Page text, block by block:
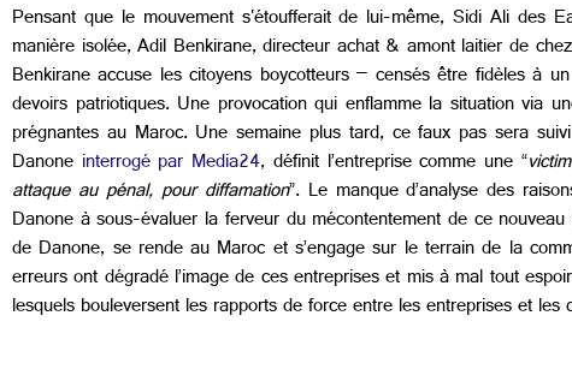
Pensant que le mouvement s'étoufferait de lui-même, Sidi Ali des
manière isolée, Adil Benkirane, directeur achat & amont laitier de
Benkirane accuse les citoyens boycotteurs – censés être fidèles à
devoirs patriotiques. Une provocation qui enflamme la situation via
prégnantes au Maroc. Une semaine plus tard, ce faux pas sera
Danone interrogé par Media24, définit l’entreprise comme une “
attaque au pénal, pour diffamation”. Le manque d’analyse des
Danone à sous-évaluer la ferveur du mécontentement de ce
de Danone, se rende au Maroc et s’engage sur le terrain de la
erreurs ont dégradé l’image de ces entreprises et mis à mal tout
lesquels bouleversent les rapports de force entre les entreprises et les